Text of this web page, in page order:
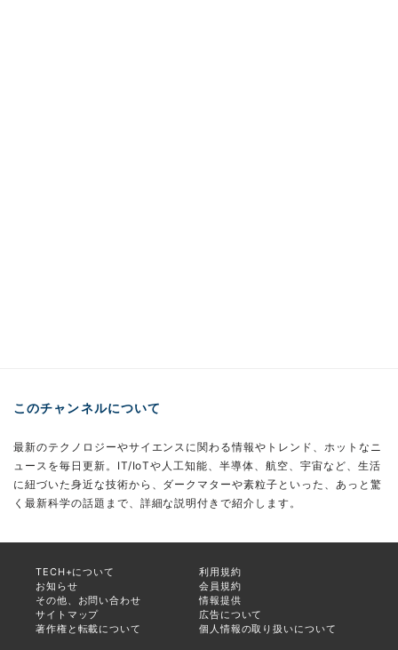
このチャンネルについて
最新のテクノロジーやサイエンスに関わる情報やトレンド、ホットなニ
ュースを毎日更新。IT/IoTや人工知能、半導体、航空、宇宙など、生活
に紐づいた身近な技術から、ダークマターや素粒子といった、あっと驚
く最新科学の話題まで、詳細な説明付きで紹介します。
TECH+について
利用規約
お知らせ
会員規約
その他、お問い合わせ
情報提供
サイトマップ
広告について
著作権と転載について
個人情報の取り扱いについて